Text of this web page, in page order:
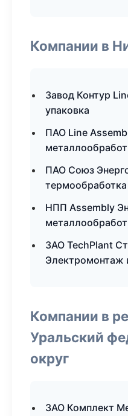
Компании в
Завод Контур
упаковка
ПАО Line
ПАО Союз
термообработка
НПП Assembly
ЗАО TechPlant
Электромонтаж
Компании в
Уральский
округ
ЗАО Комплект